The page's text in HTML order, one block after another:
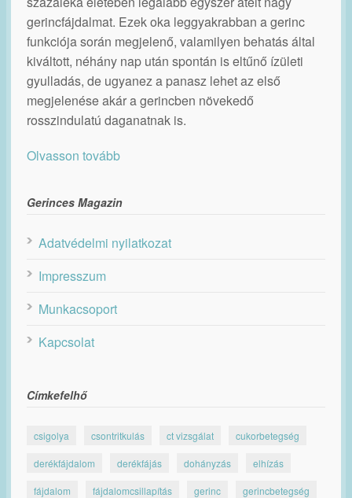
gerincfájdalmat. Ezek oka leggyakrabban a gerinc
funkciója során megjelenő, valamilyen behatás által
kiváltott, néhány nap után spontán is eltűnő ízületi
gyulladás, de ugyanez a panasz lehet az első
megjelenése akár a gerincben növekedő
rosszindulatú daganatnak is.
Olvasson tovább
Gerinces Magazin
Adatvédelmi nyilatkozat
Impresszum
Munkacsoport
Kapcsolat
Címkefelhő
csigolya csontritkulás ct vizsgálat cukorbetegség
derékfájdalom derékfájás dohányzás elhízás
fájdalom fájdalomcsillapítás gerinc gerincbetegség